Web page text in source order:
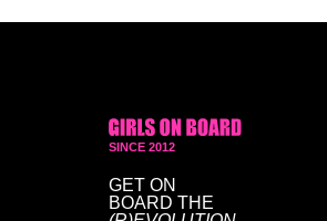
SINCE 2012
GET ON
BOARD THE